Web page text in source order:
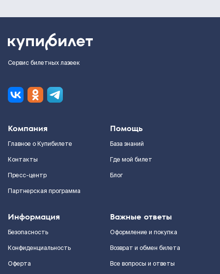
Сервис билетных лазеек
Компания
Главное о Купибилете
Контакты
Пресс-центр
Партнерская программа
Помощь
База знаний
Где мой билет
Блог
Информация
Безопасность
Конфиденциальность
Оферта
Важные ответы
Оформление и покупка
Возврат и обмен билета
Все вопросы и ответы